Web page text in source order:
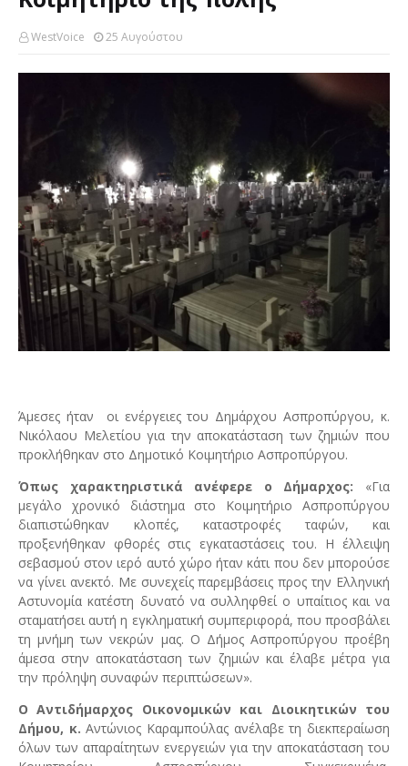
WestVoice 25 Αυγούστου
Άμεσες ήταν οι ενέργειες του Δημάρχου Ασπροπύργου, κ.
Νικόλαου Μελετίου για την αποκατάσταση των ζημιών που
προκλήθηκαν στο Δημοτικό Κοιμητήριο Ασπροπύργου.
Όπως χαρακτηριστικά ανέφερε ο Δήμαρχος: «Για
μεγάλο χρονικό διάστημα στο Κοιμητήριο Ασπροπύργου
διαπιστώθηκαν κλοπές, καταστροφές ταφών, και
προξενήθηκαν φθορές στις εγκαταστάσεις του. Η έλλειψη
σεβασμού στον ιερό αυτό χώρο ήταν κάτι που δεν μπορούσε
να γίνει ανεκτό. Με συνεχείς παρεμβάσεις προς την Ελληνική
Αστυνομία κατέστη δυνατό να συλληφθεί ο υπαίτιος και να
σταματήσει αυτή η εγκληματική συμπεριφορά, που προσβάλει
τη μνήμη των νεκρών μας. Ο Δήμος Ασπροπύργου προέβη
άμεσα στην αποκατάσταση των ζημιών και έλαβε μέτρα για
την πρόληψη συναφών περιπτώσεων».
Ο Αντιδήμαρχος Οικονομικών και Διοικητικών του
Δήμου, κ. Αντώνιος Καραμπούλας ανέλαβε τη διεκπεραίωση
όλων των απαραίτητων ενεργειών για την αποκατάσταση του